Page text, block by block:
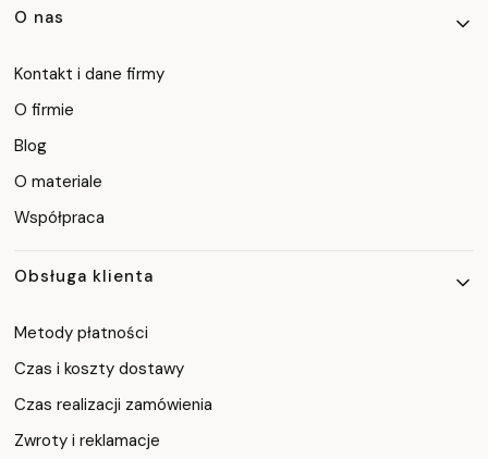
Linki w stopce
O nas
Kontakt i dane firmy
O firmie
Blog
O materiale
Współpraca
Obsługa klienta
Metody płatności
Czas i koszty dostawy
Czas realizacji zamówienia
Zwroty i reklamacje